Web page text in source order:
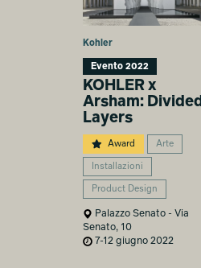
Kohler
Evento 2022
KOHLER x
Arsham: Divided
Layers
Award Arte
Installazioni
Product Design
Palazzo Senato - Via
Senato, 10
7-12 giugno 2022